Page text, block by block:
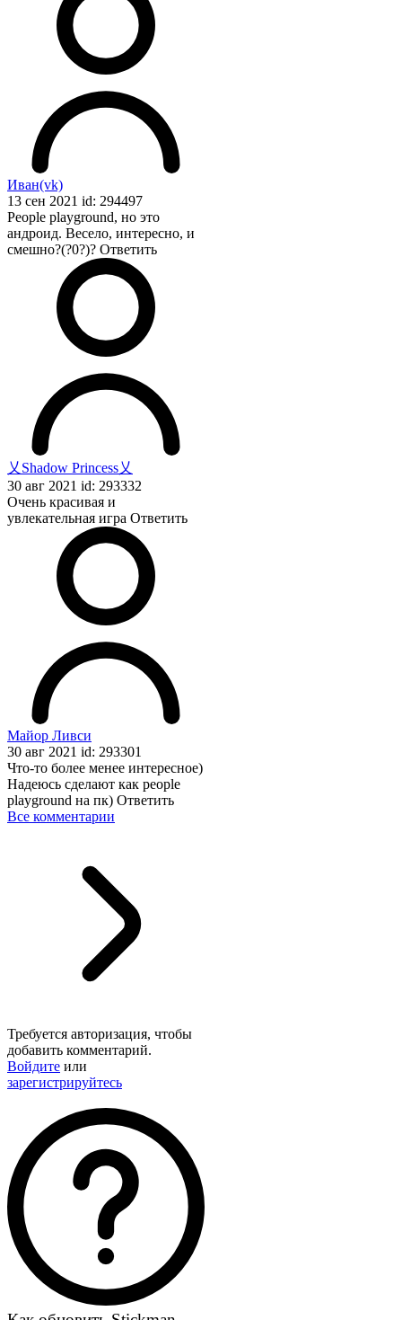
Иван(vk)
13 сен 2021 id: 294497
People playground, но это
андроид. Весело, интересно, и
смешно?(?0?)? Ответить
乂Shadow Princess乂
30 авг 2021 id: 293332
Очень красивая и
увлекательная игра Ответить
Майор Ливси
30 авг 2021 id: 293301
Что-то более менее интересное)
Надеюсь сделают как people
playground на пк) Ответить
Все комментарии
Требуется авторизация, чтобы
добавить комментарий.
Войдите или
зарегистрируйтесь